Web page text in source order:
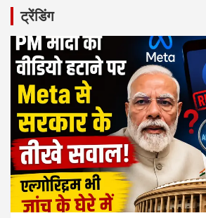
ट्रेंडिंग